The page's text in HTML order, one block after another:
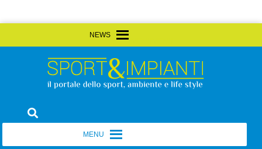
to
Sport&Impianti